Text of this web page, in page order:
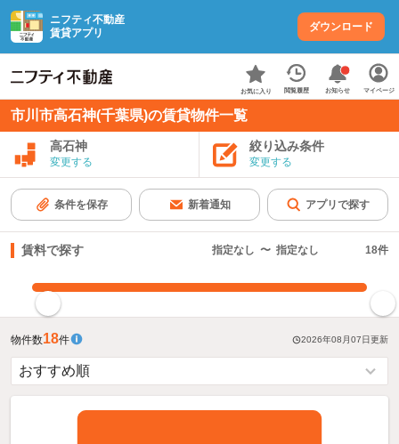
ニフティ不動産
賃貸アプリ
ダウンロード
お気に入り 閲覧履歴 お知らせ マイページ
市川市高石神(千葉県)の賃貸物件一覧
高石神
変更する
絞り込み条件
変更する
条件を保存 新着通知 アプリで探す
賃料で探す 指定なし 〜 指定なし 18件
物件数18件 2026年08月07日更新